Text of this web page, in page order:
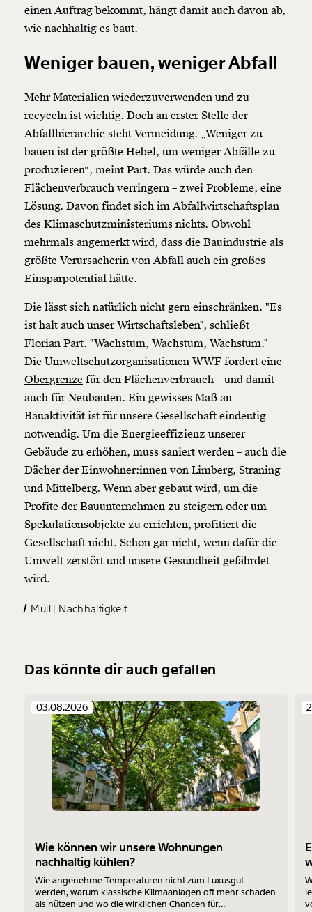
einen Auftrag bekommt, hängt damit auch davon ab,
wie nachhaltig es baut.
Weniger bauen, weniger Abfall
Mehr Materialien wiederzuverwenden und zu
recyceln ist wichtig. Doch an erster Stelle der
Abfallhierarchie steht Vermeidung. „Weniger zu
bauen ist der größte Hebel, um weniger Abfälle zu
produzieren“, meint Part. Das würde auch den
Flächenverbrauch verringern – zwei Probleme, eine
Lösung. Davon findet sich im Abfallwirtschaftsplan
des Klimaschutzministeriums nichts. Obwohl
mehrmals angemerkt wird, dass die Bauindustrie als
größte Verursacherin von Abfall auch ein großes
Einsparpotential hätte.
Die lässt sich natürlich nicht gern einschränken. "Es
ist halt auch unser Wirtschaftsleben", schließt
Florian Part. "Wachstum, Wachstum, Wachstum."
Die Umweltschutzorganisationen WWF fordert eine
Obergrenze für den Flächenverbrauch – und damit
auch für Neubauten. Ein gewisses Maß an
Bauaktivität ist für unsere Gesellschaft eindeutig
notwendig. Um die Energieeffizienz unserer
Gebäude zu erhöhen, muss saniert werden – auch die
Dächer der Einwohner:innen von Limberg, Straning
und Mittelberg. Wenn aber gebaut wird, um die
Profite der Bauunternehmen zu steigern oder um
Spekulationsobjekte zu errichten, profitiert die
Gesellschaft nicht. Schon gar nicht, wenn dafür die
Umwelt zerstört und unsere Gesundheit gefährdet
wird.
Müll Nachhaltigkeit
Das könnte dir auch gefallen
03.08.2026
Wie können wir unsere Wohnungen
nachhaltig kühlen?
Wie angenehme Temperaturen nicht zum Luxusgut
werden, warum klassische Klimaanlagen oft mehr schaden
als nützen und wo die wirklichen Chancen für